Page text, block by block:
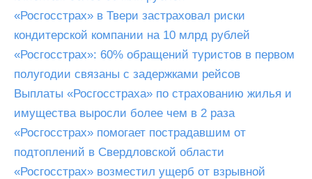
«Росгосстрах» в Твери застраховал риски
кондитерской компании на 10 млрд рублей
«Росгосстрах»: 60% обращений туристов в первом
полугодии связаны с задержками рейсов
Выплаты «Росгосстраха» по страхованию жилья и
имущества выросли более чем в 2 раза
«Росгосстрах» помогает пострадавшим от
подтоплений в Свердловской области
«Росгосстрах» возместил ущерб от взрывной